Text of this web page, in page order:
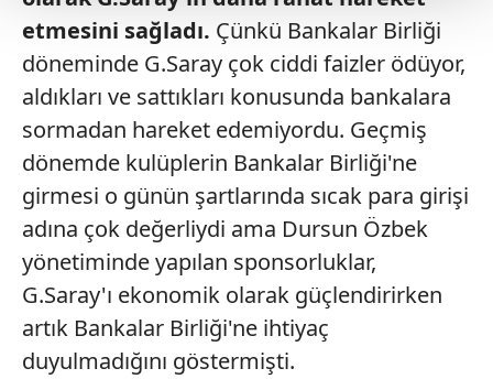
Her halükârda, kullanıcılar, bu çerezlere izin vermedikleri
takdirde, kullanıcılara hedefli reklamlar
gösterilmeyecektir."
Sizlere daha iyi bir hizmet sunabilmek için İnternet
Sitemizde kendimize ve üçüncü kişilere ait çerezler
kullanılmaktadır. Bu çerezler vasıtasıyla çeşitli kişisel
verileriniz işlenmekte olup gerekli olan çerezler bilgi
toplumu hizmetlerinin sunulması amacıyla
kullanılmaktadır. Diğer çerezler, sitemizin daha işlevsel
kılınması ve kişiselleştirilmesi ve sizlere yönelik
reklam/pazarlama faaliyetlerinin yapılması, amaçlarıyla
sınırlı olarak açık rızanız dahilinde kullanılacaktır.
etmesini sağladı. Çünkü Bankalar Birliği
döneminde G.Saray çok ciddi faizler ödüyor,
aldıkları ve sattıkları konusunda bankalara
sormadan hareket edemiyordu. Geçmiş
dönemde kulüplerin Bankalar Birliği'ne
girmesi o günün şartlarında sıcak para girişi
adına çok değerliydi ama Dursun Özbek
yönetiminde yapılan sponsorluklar,
G.Saray'ı ekonomik olarak güçlendirirken
artık Bankalar Birliği'ne ihtiyaç
duyulmadığını göstermişti.